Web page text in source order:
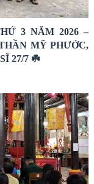
3 NĂM 2026 –
MỸ PHƯỚC,
27/7 ☘️